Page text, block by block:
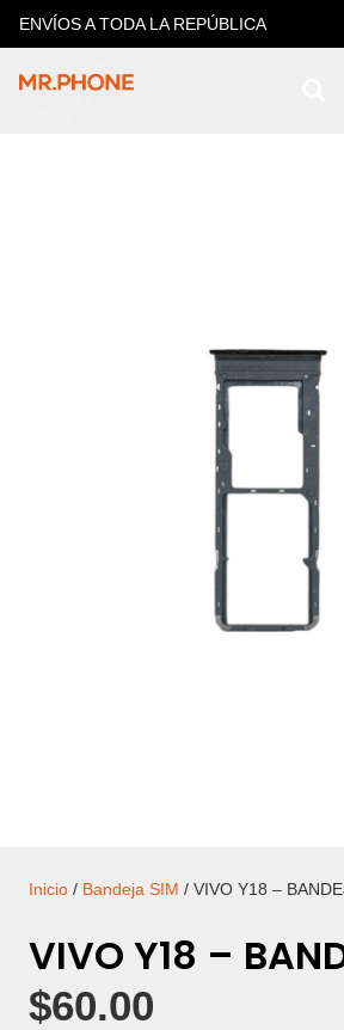
ENVÍOS A TODA LA REPÚBLICA
Inicio / Bandeja SIM / VIVO Y18 –
VIVO Y18 –
$60.00